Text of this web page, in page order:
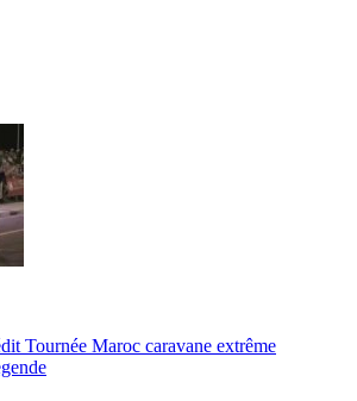
Tournée Maroc caravane extrême